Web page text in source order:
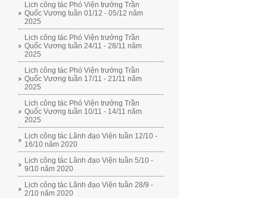
Lịch công tác Phó Viện trưởng Trần
Quốc Vương tuần 01/12 - 05/12 năm
2025
Lịch công tác Phó Viện trưởng Trần
Quốc Vương tuần 24/11 - 28/11 năm
2025
Lịch công tác Phó Viện trưởng Trần
Quốc Vương tuần 17/11 - 21/11 năm
2025
Lịch công tác Phó Viện trưởng Trần
Quốc Vương tuần 10/11 - 14/11 năm
2025
Lịch công tác Lãnh đạo Viện tuần 12/10 -
16/10 năm 2020
Lịch công tác Lãnh đạo Viện tuần 5/10 -
9/10 năm 2020
Lịch công tác Lãnh đạo Viện tuần 28/9 -
2/10 năm 2020